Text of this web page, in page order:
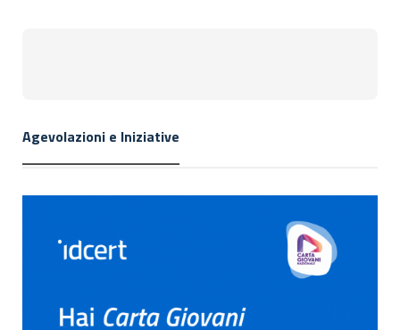
Agevolazioni e Iniziative